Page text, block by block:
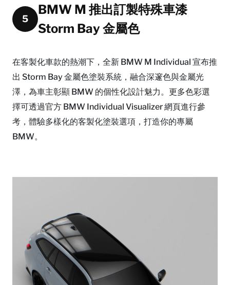
5
BMW M 推出訂製特殊車漆
Storm Bay 金屬色
在客製化車款的熱潮下，全新 BMW M Individual 宣布推
出 Storm Bay 金屬色塗裝系統，融合深邃色與金屬光
澤，為車主彰顯 BMW 的個性化設計魅力。更多色彩選
擇可透過官方 BMW Individual Visualizer 網頁進行參
考，體驗多樣化的客製化塗裝選項，打造你的專屬
BMW。